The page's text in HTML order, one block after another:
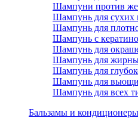
Шампуни против
Шампунь для сухих
Шампунь для
Шампунь с
Шампунь для
Шампунь для
Шампунь для
Шампунь для
Шампунь для всех
Бальзамы и кондиционеры